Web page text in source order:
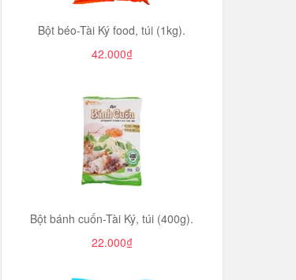
Bột béo-Tài Ký food, túi (1kg).
42.000₫
Bột bánh cuốn-Tài Ký, túi (400g).
22.000₫